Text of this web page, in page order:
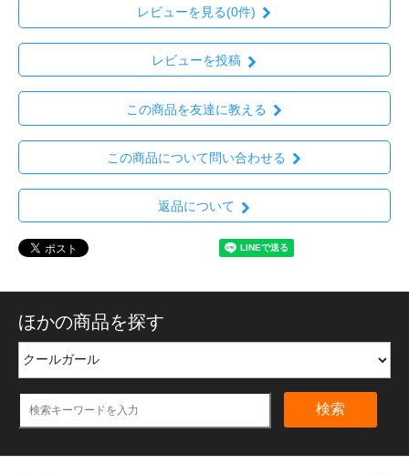
レビューを見る(0件)
レビューを投稿
この商品を友達に教える
この商品について問い合わせる
返品について
ほかの商品を探す
検索